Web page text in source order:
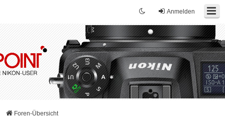
Anmelden
Foren-Übersicht